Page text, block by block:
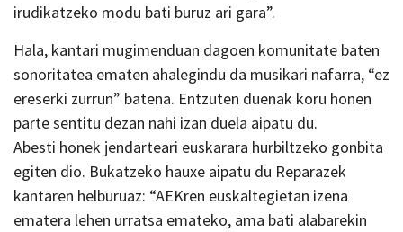
irudikatzeko modu bati buruz ari gara”.
Hala, kantari mugimenduan dagoen komunitate baten
sonoritatea ematen ahalegindu da musikari nafarra, “ez
ereserki zurrun” batena. Entzuten duenak koru honen
parte sentitu dezan nahi izan duela aipatu du.
Abesti honek jendarteari euskarara hurbiltzeko gonbita
egiten dio. Bukatzeko hauxe aipatu du Reparazek
kantaren helburuaz: “AEKren euskaltegietan izena
ematera lehen urratsa emateko, ama bati alabarekin